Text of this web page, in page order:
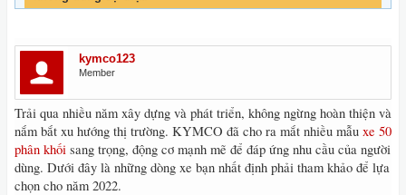
kymco123
Member
Trải qua nhiều năm xây dựng và phát triển, không ngừng hoàn thiện và
nắm bắt xu hướng thị trường. KYMCO đã cho ra mắt nhiều mẫu xe 50
phân khối sang trọng, động cơ mạnh mẽ để đáp ứng nhu cầu của người
dùng. Dưới đây là những dòng xe bạn nhất định phải tham khảo để lựa
chọn cho năm 2022.